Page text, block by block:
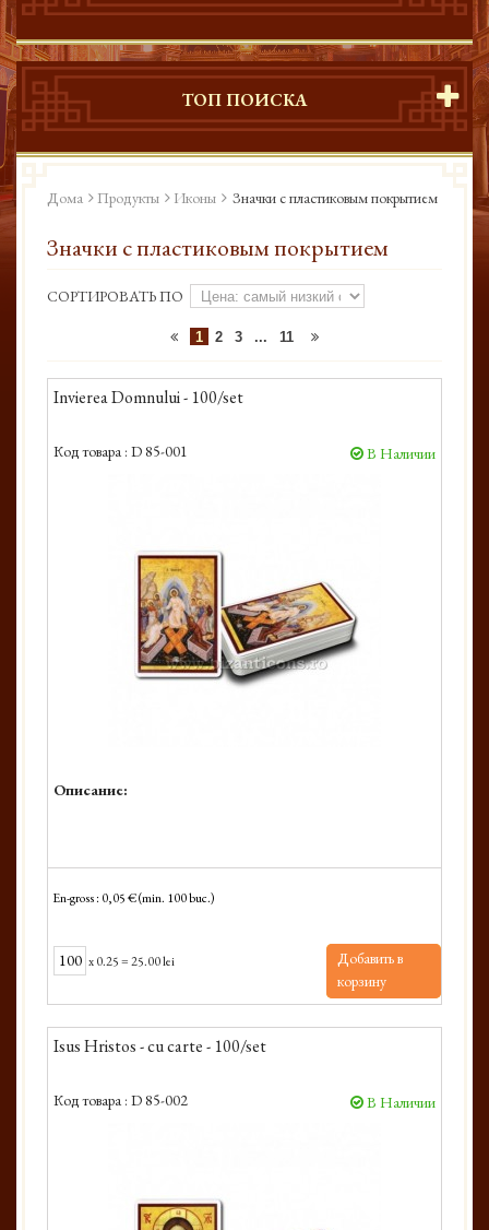
ТОП ПОИСКА
Дома Продукты Иконы Значки с пластиковым покрытием
Значки с пластиковым покрытием
СОРТИРОВАТЬ ПО
1 2 3 ... 11
Invierea Domnului - 100/set
Код товара : D 85-001 В Наличии
Описание:
En-gross : 0,05 € (min. 100 buc.)
x0.25=25.00 lei
Добавить в
корзину
Isus Hristos - cu carte - 100/set
Код товара : D 85-002 В Наличии